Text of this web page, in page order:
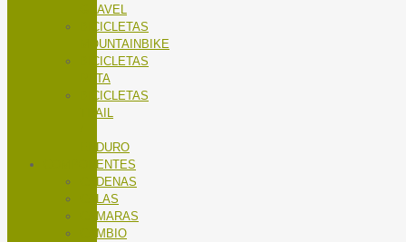
GRAVEL
BICICLETAS
MOUNTAINBIKE
BICICLETAS
RUTA
BICICLETAS
TRAIL
ENDURO
COMPONENTES
CADENAS
CALAS
CÁMARAS
CAMBIO